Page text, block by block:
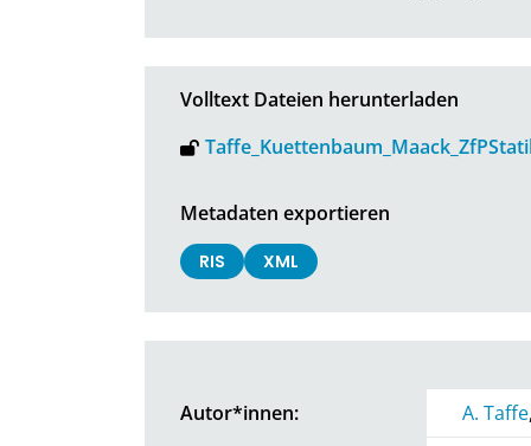
Volltext Dateien herunterladen
Metadaten exportieren
RIS XML
Autor*innen: A. Taffe